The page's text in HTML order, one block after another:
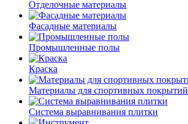
Отделочные материалы
Фасадные материалы
Промышленные полы
Краска
Материалы для спортивных покрытий
Система выравнивания плитки